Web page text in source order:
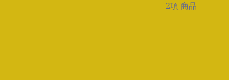
2項 商品